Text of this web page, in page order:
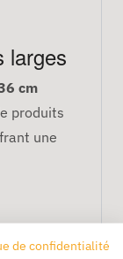
larges
cm
produits
une
de confidentialité